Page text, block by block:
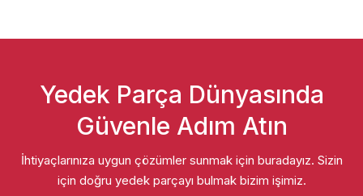
Yedek Parça Dünyasında
Güvenle Adım Atın
İhtiyaçlarınıza uygun çözümler sunmak için buradayız. Sizin
için doğru yedek parçayı bulmak bizim işimiz.